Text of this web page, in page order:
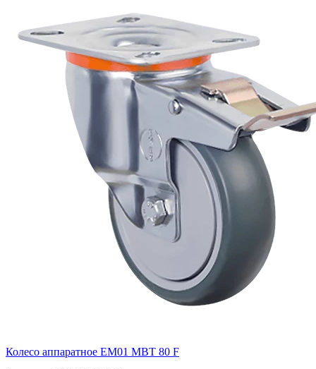
Колесо аппаратное EM01 MBT 80 F